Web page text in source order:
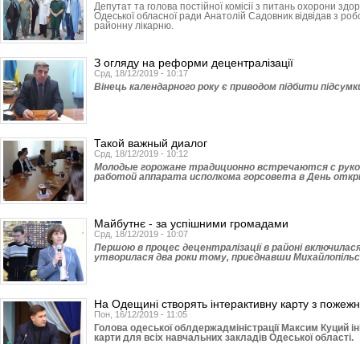
Депутат та голова постійної комісії з питань охорони
Одеської обласної ради Анатолій Садовник відвідав з
районну лікарню.
З огляду на реформи децентралізації
Срд, 18/12/2019 - 10:17
Вінець календарного року є приводом підбити
Такой важный диалог
Срд, 18/12/2019 - 10:12
Молодые горожане традиционно встречаются с
работой аппарата исполкома горсовета в День
Майбутнє - за успішними громадами
Срд, 18/12/2019 - 10:07
Першою в процес децентралізації в районі
утворилася два роки тому, приєднавши
На Одещині створять інтерактивну карту з
Пон, 16/12/2019 - 11:05
Голова одеської облдержадміністрації Максим Куций
карти для всіх навчальних закладів Одеської області.